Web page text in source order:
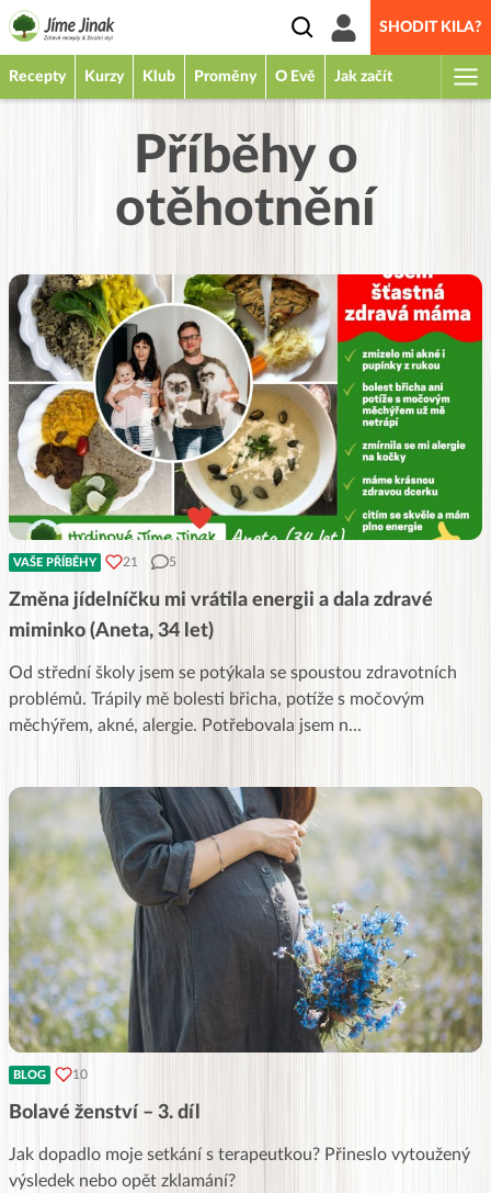
SHODIT KILA?
Recepty Kurzy Klub Proměny O Evě Jak začít
Příběhy o
otěhotnění
VAŠE PŘÍBĚHY 21 5
Změna jídelníčku mi vrátila energii a dala zdravé
miminko (Aneta, 34 let)
Od střední školy jsem se potýkala se spoustou zdravotních
problémů. Trápily mě bolesti břicha, potíže s močovým
měchýřem, akné, alergie. Potřebovala jsem n...
BLOG 10
Bolavé ženství – 3. díl
Jak dopadlo moje setkání s terapeutkou? Přineslo vytoužený
výsledek nebo opět zklamání?